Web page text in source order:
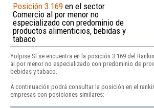
Posición 3.169 en el sector
Comercio al por menor no
especializado con predominio de
productos alimenticios, bebidas y
tabaco
Yolpise Sl se encuentra en la posición 3.169 del
al por menor no especializado con predominio de
bebidas y tabaco.
A continuación podrá consultar la posición en el
empresas con posiciones similares: